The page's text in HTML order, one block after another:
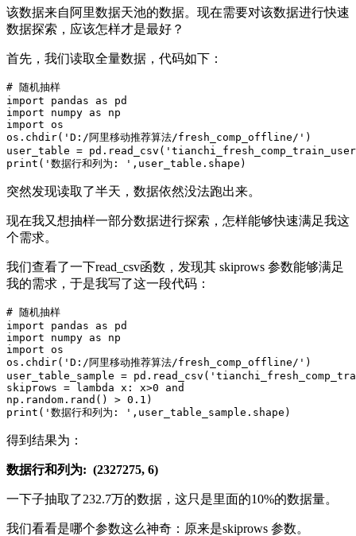
该数据来自阿里数据天池的数据。现在需要对该数据进行快速
数据探索，应该怎样才是最好？
首先，我们读取全量数据，代码如下：
# 随机抽样
import pandas as pd
import numpy as np
import os
os.chdir('D:/阿里移动推荐算法/fresh_comp_offline/')
user_table =
突然发现读取了半天，数据依然没法跑出来。
现在我又想抽样一部分数据进行探索，怎样能够快速满足我这
个需求。
我们查看了一下read_csv函数，发现其 skiprows 参数能够满足
我的需求，于是我写了这一段代码：
# 随机抽样
import pandas as pd
import numpy as np
import os
os.chdir('D:/阿里移动推荐算法/fresh_comp_offline/')
user_table_sample =
skiprows = lambda x: x>0 and
np.random.rand() > 0.1)
得到结果为：
数据行和列为: (2327275, 6)
一下子抽取了232.7万的数据，这只是里面的10%的数据量。
我们看看是哪个参数这么神奇：原来是skiprows 参数。